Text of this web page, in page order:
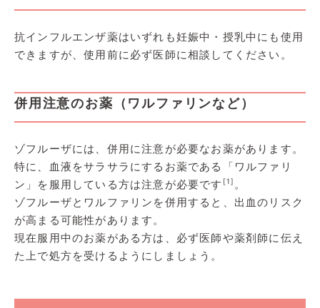
抗インフルエンザ薬はいずれも妊娠中・授乳中にも使用
できますが、使用前に必ず医師に相談してください。
併用注意のお薬（ワルファリンなど）
ゾフルーザには、併用に注意が必要なお薬があります。
特に、血液をサラサラにするお薬である「ワルファリ
ン」を服用している方は注意が必要です [1] 。
ゾフルーザとワルファリンを併用すると、出血のリスク
が高まる可能性があります。
現在服用中のお薬がある方は、必ず医師や薬剤師に伝え
た上で処方を受けるようにしましょう。